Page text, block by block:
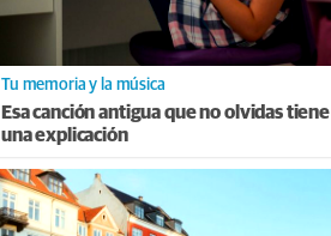
Tu memoria y la música
Esa canción antigua que no olvidas tiene
una explicación